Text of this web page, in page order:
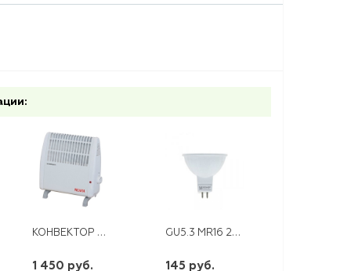
КОНВЕКТОР ОК-500С (СТИЧ)
1 450 руб.
GU5.3 MR16 220V 5LED 2700K EKF
145 руб.